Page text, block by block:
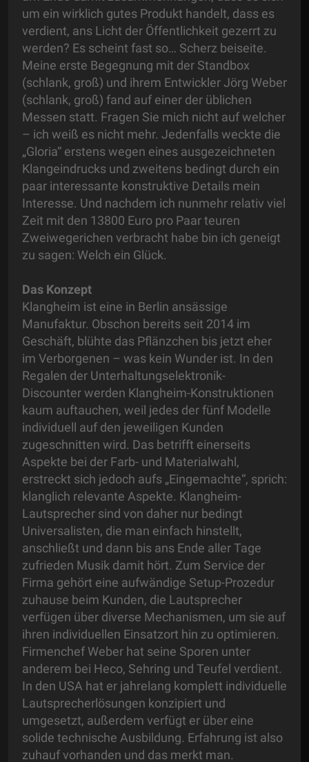
um ein wirklich gutes Produkt handelt, dass es
verdient, ans Licht der Öffentlichkeit gezerrt zu
werden? Es scheint fast so… Scherz beiseite.
Meine erste Begegnung mit der Standbox
(schlank, groß) und ihrem Entwickler Jörg Weber
(schlank, groß) fand auf einer der üblichen
Messen statt. Fragen Sie mich nicht auf welcher
– ich weiß es nicht mehr. Jedenfalls weckte die
„Gloria“ erstens wegen eines ausgezeichneten
Klangeindrucks und zweitens bedingt durch ein
paar interessante konstruktive Details mein
Interesse. Und nachdem ich nunmehr relativ viel
Zeit mit den 13800 Euro pro Paar teuren
Zweiwegerichen verbracht habe bin ich geneigt
zu sagen: Welch ein Glück.
Das Konzept
Klangheim ist eine in Berlin ansässige
Manufaktur. Obschon bereits seit 2014 im
Geschäft, blühte das Pflänzchen bis jetzt eher
im Verborgenen – was kein Wunder ist. In den
Regalen der Unterhaltungselektronik-
Discounter werden Klangheim-Konstruktionen
kaum auftauchen, weil jedes der fünf Modelle
individuell auf den jeweiligen Kunden
zugeschnitten wird. Das betrifft einerseits
Aspekte bei der Farb- und Materialwahl,
erstreckt sich jedoch aufs „Eingemachte“, sprich:
klanglich relevante Aspekte. Klangheim-
Lautsprecher sind von daher nur bedingt
Universalisten, die man einfach hinstellt,
anschließt und dann bis ans Ende aller Tage
zufrieden Musik damit hört. Zum Service der
Firma gehört eine aufwändige Setup-Prozedur
zuhause beim Kunden, die Lautsprecher
verfügen über diverse Mechanismen, um sie auf
ihren individuellen Einsatzort hin zu optimieren.
Firmenchef Weber hat seine Sporen unter
anderem bei Heco, Sehring und Teufel verdient.
In den USA hat er jahrelang komplett individuelle
Lautsprecherlösungen konzipiert und
umgesetzt, außerdem verfügt er über eine
solide technische Ausbildung. Erfahrung ist also
zuhauf vorhanden und das merkt man.